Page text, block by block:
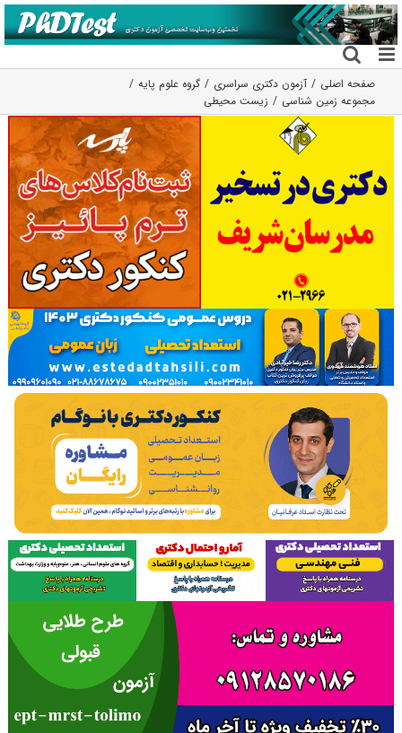
رفتن
به
محتوا
صفحه اصلی آزمون دکتری سراسری
گروه علوم پايه
مجموعه زمین شناسی
زیست محیطی